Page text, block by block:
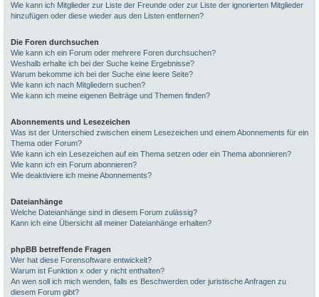
Wie kann ich Mitglieder zur Liste der Freunde oder zur Liste der ignorierten Mitglieder
hinzufügen oder diese wieder aus den Listen entfernen?
Die Foren durchsuchen
Wie kann ich ein Forum oder mehrere Foren durchsuchen?
Weshalb erhalte ich bei der Suche keine Ergebnisse?
Warum bekomme ich bei der Suche eine leere Seite?
Wie kann ich nach Mitgliedern suchen?
Wie kann ich meine eigenen Beiträge und Themen finden?
Abonnements und Lesezeichen
Was ist der Unterschied zwischen einem Lesezeichen und einem Abonnements für ein
Thema oder Forum?
Wie kann ich ein Lesezeichen auf ein Thema setzen oder ein Thema abonnieren?
Wie kann ich ein Forum abonnieren?
Wie deaktiviere ich meine Abonnements?
Dateianhänge
Welche Dateianhänge sind in diesem Forum zulässig?
Kann ich eine Übersicht all meiner Dateianhänge erhalten?
phpBB betreffende Fragen
Wer hat diese Forensoftware entwickelt?
Warum ist Funktion x oder y nicht enthalten?
An wen soll ich mich wenden, falls es Beschwerden oder juristische Anfragen zu
diesem Forum gibt?